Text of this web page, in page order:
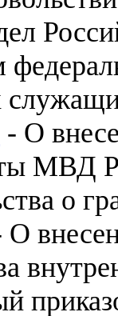
- О
МВД
о
О